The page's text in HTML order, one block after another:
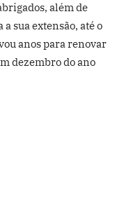
além de
sua extensão, até o
anos para renovar
dezembro do ano